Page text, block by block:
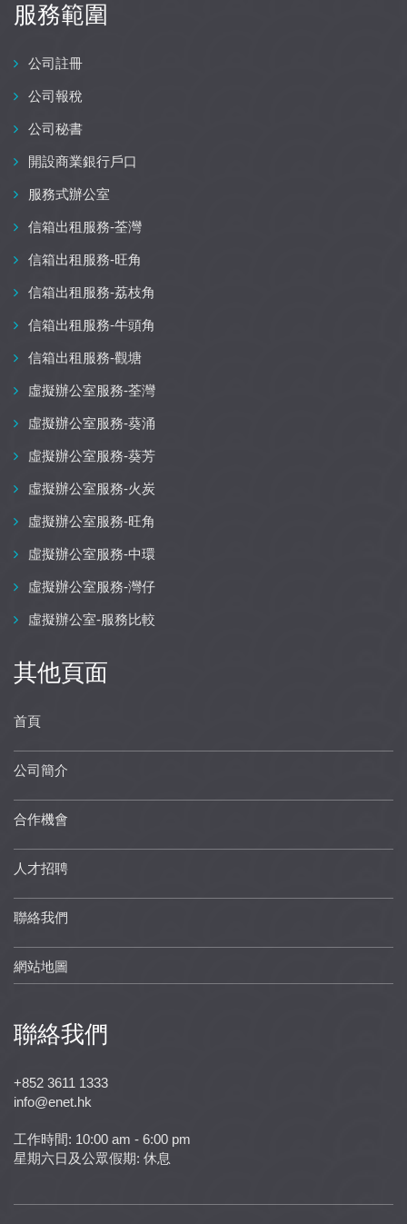
服務範圍
公司註冊
公司報稅
公司秘書
開設商業銀行戶口
服務式辦公室
信箱出租服務-荃灣
信箱出租服務-旺角
信箱出租服務-荔枝角
信箱出租服務-牛頭角
信箱出租服務-觀塘
虛擬辦公室服務-荃灣
虛擬辦公室服務-葵涌
虛擬辦公室服務-葵芳
虛擬辦公室服務-火炭
虛擬辦公室服務-旺角
虛擬辦公室服務-中環
虛擬辦公室服務-灣仔
虛擬辦公室-服務比較
其他頁面
首頁
公司簡介
合作機會
人才招聘
聯絡我們
網站地圖
聯絡我們
+852 3611 1333
info@enet.hk
工作時間: 10:00 am - 6:00 pm
星期六日及公眾假期: 休息